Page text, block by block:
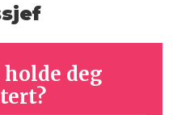
deg